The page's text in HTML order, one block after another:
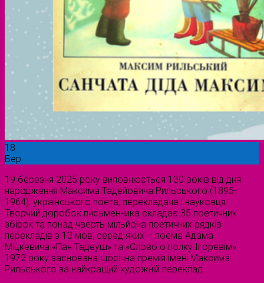
18
Бер
19 березня 2025 року виповнюється 130 років від дня
народження Максима Тадейовича Рильського (1895-
1964), українського поета, перекладача і науковця.
Творчий доробок письменника складає 35 поетичних
збірок та понад чверть мільйона поетичних рядків
перекладів з 13 мов, серед яких – поема Адама
Міцкевича «Пан Тадеуш» та «Слово о полку Ігоревім».
1972 року заснована щорічна премія імені Максима
Рильського за найкращий художній переклад.